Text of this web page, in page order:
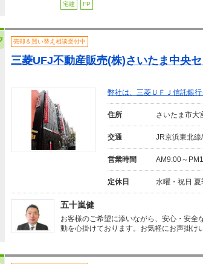
宅建 FP
売却＆買い替え相談受付中
三菱UFJ不動産販売(株)さいたま中央
弊社は、三菱ＵＦＪ信託銀
住所 さいたま市大
交通 JR京浜東北
営業時間 AM9:00～
定休日 水曜・祝日
五十嵐健
お客様のご希望に添いながら、安心・安全
動を心掛けております。お気軽にお声掛け